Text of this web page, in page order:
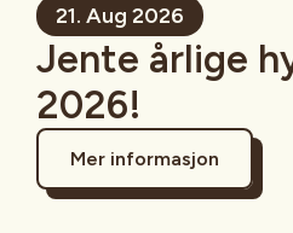
21. Aug 2026
Jente årlige
2026!
Mer informasjon